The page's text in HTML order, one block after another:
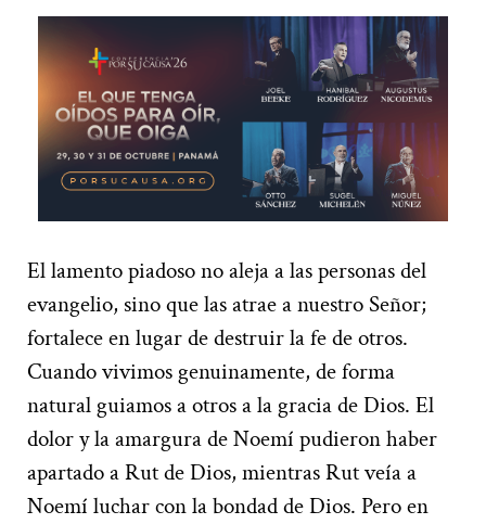
El lamento piadoso no aleja a las personas del
evangelio, sino que las atrae a nuestro Señor;
fortalece en lugar de destruir la fe de otros.
Cuando vivimos genuinamente, de forma
natural guiamos a otros a la gracia de Dios. El
dolor y la amargura de Noemí pudieron haber
apartado a Rut de Dios, mientras Rut veía a
Noemí luchar con la bondad de Dios. Pero en